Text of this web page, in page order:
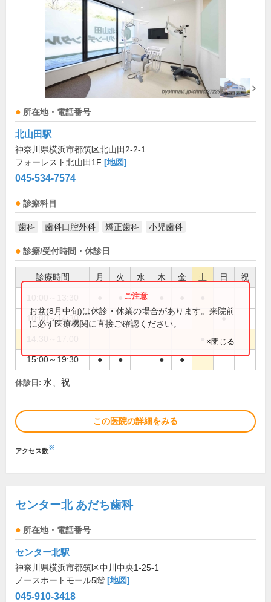
所在地・電話番号
北山田駅
神奈川県横浜市都筑区北山田2-2-1
フォーレスト北山田1F [地図]
045-534-7574
診療科目
歯科 歯科口腔外科 矯正歯科 小児歯科
診療/受付時間・休診日
診療時間 月 火 水 木 金 土 日 祝
10:00～14:30 ●
15:00～19:30 ● ● ● ●
お盆(8月中旬)は休診・休業の場合があります。来院前
に必ず医療機関に直接ご確認ください。
×閉じる
休診日: 水、祝
この医院の詳細をみる
アクセス数※
センター北 あだち歯科
所在地・電話番号
センター北駅
神奈川県横浜市都筑区中川中央1-25-1
ノースポートモール5階 [地図]
045-910-3418